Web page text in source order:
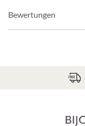
Bewertungen